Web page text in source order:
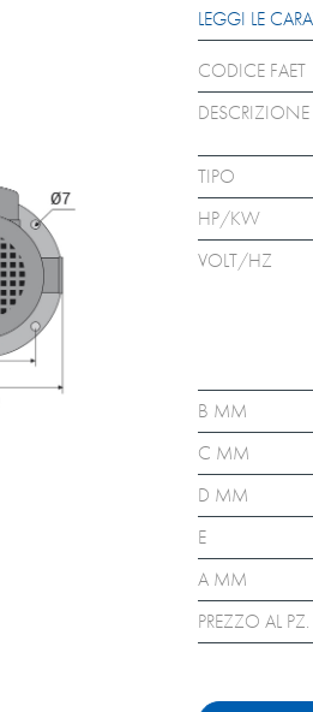
LEGGI LE
CODICE FAET
DESCRIZIONE
TIPO
HP/KW
VOLT/HZ
B MM
C MM
D MM
E
A MM
PREZZO AL PZ.